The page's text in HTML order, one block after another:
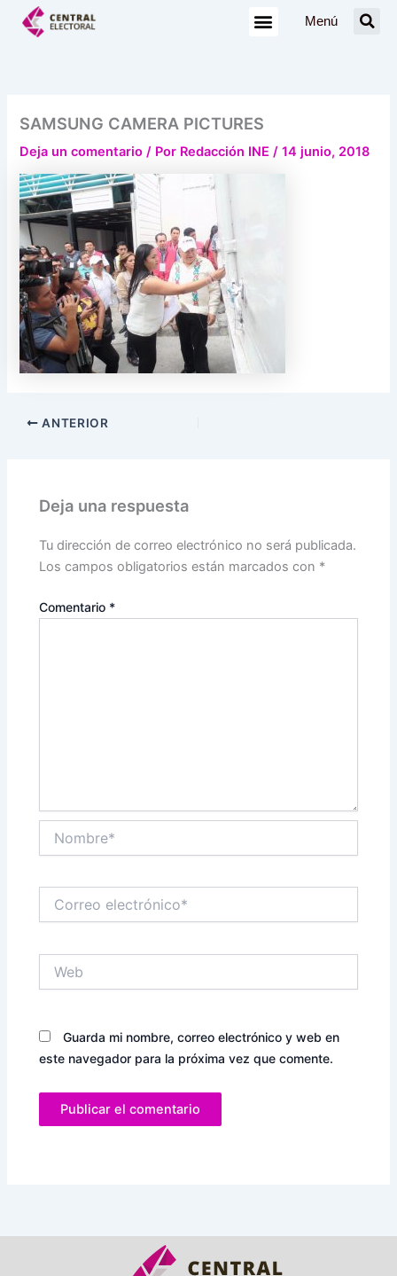
Menú
SAMSUNG CAMERA PICTURES
Deja un comentario / Por Redacción INE/14 junio, 2018
ANTERIOR
Deja una respuesta
Tu dirección de correo electrónico no será publicada.
Los campos obligatorios están marcados con *
Comentario *
electrónico*
Guarda mi nombre, correo electrónico y web en
este navegador para la próxima vez que comente.